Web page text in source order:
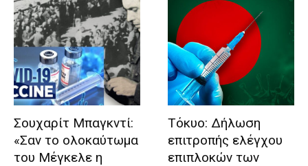
Σουχαρίτ Μπαγκντί:
«Σαν το ολοκαύτωμα
του Μέγκελε η
Τόκυο: Δήλωση
επιτροπής ελέγχου
επιπλοκών των